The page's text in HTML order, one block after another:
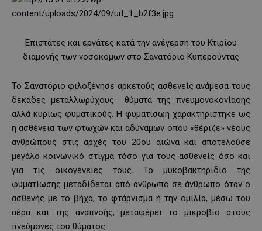
Επιστάτες και εργάτες κατά την ανέγερση του Κτιρίου
διαμονής των νοσοκόμων στο Σανατόριο Κυπερούντας
Το Σανατόριο φιλοξένησε αρκετούς ασθενείς ανάμεσα τους
δεκάδες μεταλλωρύχους ­ θύματα της πνευμονοκονίαοης
αλλά κυρίως φυματικούς. Η φυματίσωη χαρακτηρίστηκε ως
η ασθένεια των φτωχών και αδύναμων όπου «θέριζε» νέους
ανθρώπους στις αρχές του 20ου αιώνα και αποτελούσε
μεγάλο κοινωνικό στίγμα τόσο για τους ασθενείς όσο και
για τις οικογένειες τους. Το μυκοβακτηρίδιο της
φυματίωσης μεταδίδεται από άνθρωπο σε άνθρωπο όταν ο
ασθενής με το βήχα, το φτάρνισμα ή την ομιλία, μέσω του
αέρα και της αναπνοής, μεταφέρει το μικρόβιο στους
πνεύμονες του θύματος.